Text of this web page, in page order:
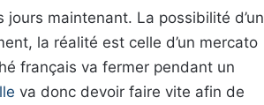
maintenant. La possibilité d’un
la réalité est celle d’un mercato
français va fermer pendant un
va donc devoir faire vite afin de